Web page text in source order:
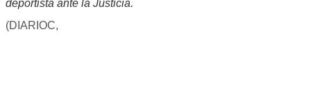
deportista ante la Justicia.
(DIARIOC,